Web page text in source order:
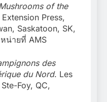
of the
Press,
Saskatoon, SK,
น่ายที่ AMS
des
du Nord. Les
Foy, QC,